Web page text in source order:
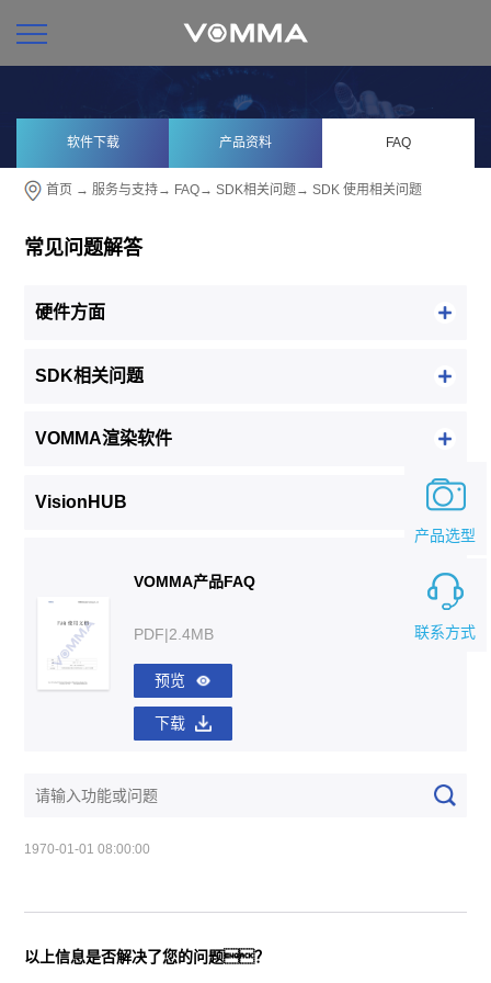
软件下载 产品资料 FAQ
首页 →服务与支持→ FAQ→SDK相关问题 →SDK 使用相关问题
常见问题解答
硬件方面
SDK相关问题
VOMMA渲染软件
VisionHUB
VOMMA产品FAQ
PDF|2.4MB
预览
下载
1970-01-01 08:00:00
以上信息是否解决了您的问题？
联系方式
产品选型